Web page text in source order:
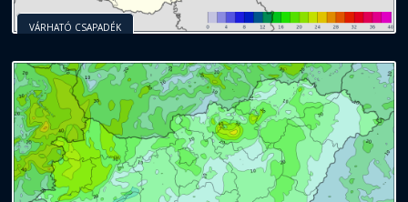
VÁRHATÓ CSAPADÉK